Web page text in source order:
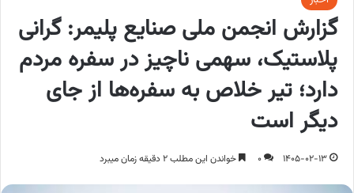
گزارش انجمن ملی صنایع پلیمر: گرانی
پلاستیک، سهمی ناچیز در سفره مردم
دارد؛ تیر خلاص به سفره‌ها از جای
دیگر است
1405-02-13
0 خواندن این مطلب 2 دقیقه زمان میبرد